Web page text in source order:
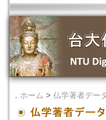
． ホーム > 仏学著者デー